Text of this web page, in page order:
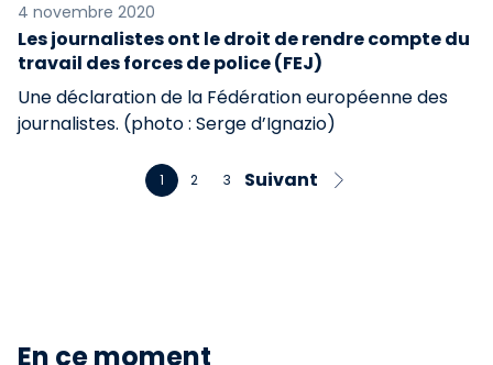
4 novembre 2020
Les journalistes ont le droit de rendre compte du
travail des forces de police (FEJ)
Une déclaration de la Fédération européenne des
journalistes. (photo : Serge d’Ignazio)
1 2 3 Suivant
En ce moment